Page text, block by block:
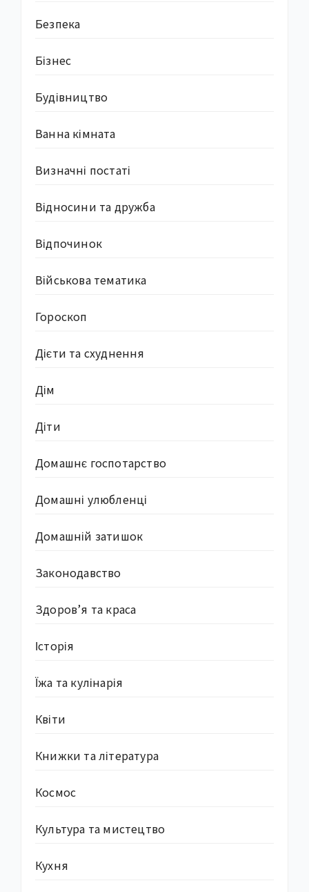
Безпека
Бізнес
Будівництво
Ванна кімната
Визначні постаті
Відносини та дружба
Відпочинок
Військова тематика
Гороскоп
Дієти та схуднення
Дім
Діти
Домашнє госпотарство
Домашні улюбленці
Домашній затишок
Законодавство
Здоров’я та краса
Історія
Їжа та кулінарія
Квіти
Книжки та література
Космос
Культура та мистецтво
Кухня